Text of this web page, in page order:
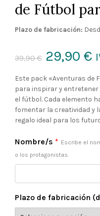
de Fútbol
Plazo de fabricación:
39,90€ El
precio
original
era:
39,90 €.
29,90 €
Este pack «Aventuras de
para inspirar y
el fútbol. Cada elemento
fomentar la creatividad y
regalo ideal para los
Nombre/s * Escribe el
o los protagonistas.
Plazo de fabricación